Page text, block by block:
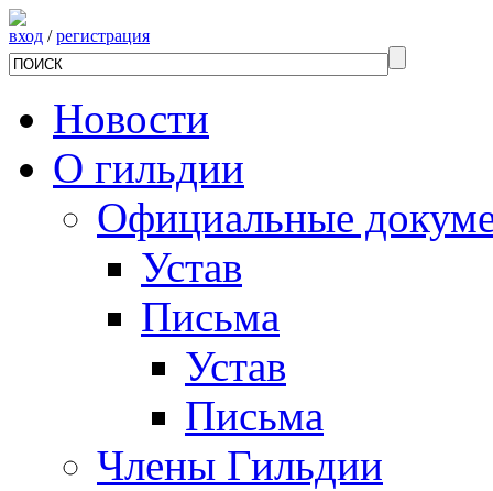
вход /регистрация
Новости
О гильдии
Официальные
Устав
Письма
Устав
Письма
Члены Гильдии